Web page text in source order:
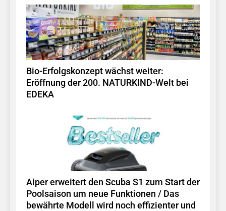
Bio-Erfolgskonzept wächst weiter:
Eröffnung der 200. NATURKIND-Welt bei
EDEKA
Aiper erweitert den Scuba S1 zum Start der
Poolsaison um neue Funktionen / Das
bewährte Modell wird noch effizienter und